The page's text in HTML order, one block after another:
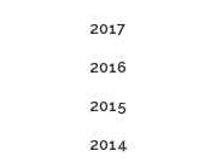
2017
2016
2015
2014